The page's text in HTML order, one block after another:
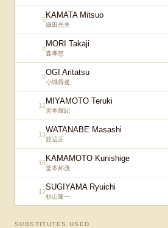
5KAMATA Mitsuo
鎌田光夫
8MORI Takaji
森孝慈
9OGI Aritatsu
小城得達
12MIYAMOTO Teruki
宮本輝紀
13WATANABE Masashi
渡辺正
15KAMAMOTO Kunishige
釜本邦茂
17SUGIYAMA Ryuichi
杉山隆一
SUBSTITUTES USED